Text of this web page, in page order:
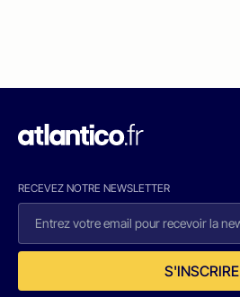
RECEVEZ NOTRE NEWSLETTER
S'INSCRIRE